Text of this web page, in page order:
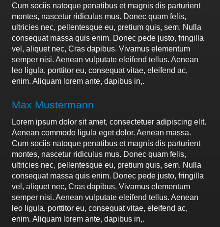
Cum sociis natoque penatibus et magnis dis parturient
montes, nascetur ridiculus mus. Donec quam felis,
ultricies nec, pellentesque eu, pretium quis, sem. Nulla
consequat massa quis enim. Donec pede justo, fringilla
vel, aliquet nec, Cras dapibus. Vivamus elementum
semper nisi. Aenean vulputate eleifend tellus. Aenean
leo ligula, porttitor eu, consequat vitae, eleifend ac,
enim. Aliquam lorem ante, dapibus in,.
Max Mustermann
Lorem ipsum dolor sit amet, consectetuer adipiscing elit.
Aenean commodo ligula eget dolor. Aenean massa.
Cum sociis natoque penatibus et magnis dis parturient
montes, nascetur ridiculus mus. Donec quam felis,
ultricies nec, pellentesque eu, pretium quis, sem. Nulla
consequat massa quis enim. Donec pede justo, fringilla
vel, aliquet nec, Cras dapibus. Vivamus elementum
semper nisi. Aenean vulputate eleifend tellus. Aenean
leo ligula, porttitor eu, consequat vitae, eleifend ac,
enim. Aliquam lorem ante, dapibus in,.